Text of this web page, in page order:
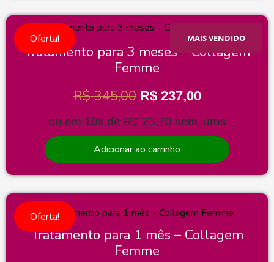
Oferta! MAIS VENDIDO
Tratamento para 3 meses – Collagem
Femme
R$345,00 R$237,00
ou em 10x de R$23,70 sem juros
Adicionar ao carrinho
Oferta!
Tratamento para 1 mês – Collagem
Femme